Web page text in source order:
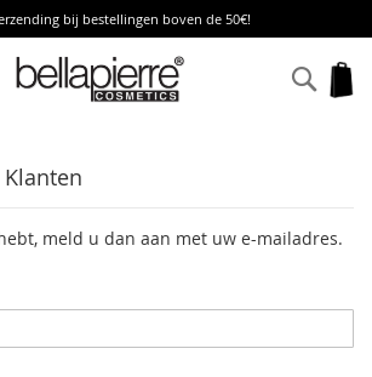
bij bestellingen boven de 50€!
Zoek
meld u dan aan met uw e-mailadres.